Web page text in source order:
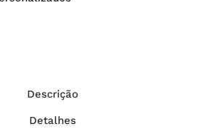
Descrição
Detalhes